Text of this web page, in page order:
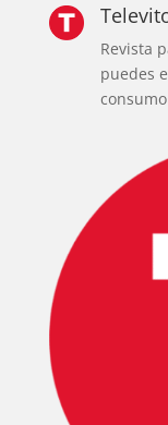
Revista
puedes